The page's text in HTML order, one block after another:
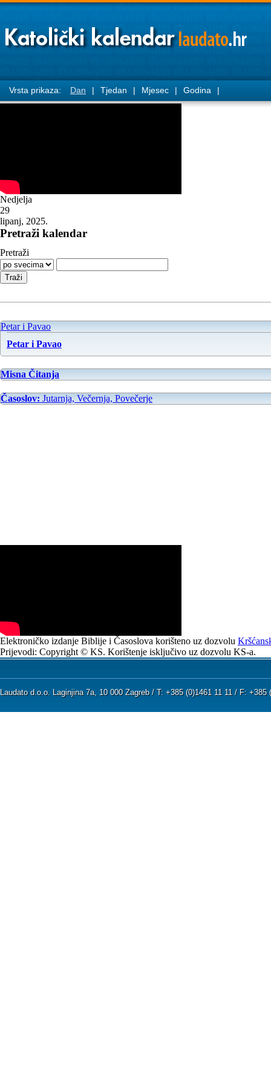
Vrsta prikaza: Dan | Tjedan | Mjesec | Godina |
Nedjelja
29
lipanj, 2025.
Pretraži kalendar
Pretraži
Petar i Pavao
Petar i Pavao
Misna Čitanja
Časoslov: Jutarnja, Večernja, Povečerje
Elektroničko izdanje Biblije i Časoslova korišteno uz dozvolu
Prijevodi: Copyright © KS. Korištenje isključivo uz dozvolu KS-a.
Laudato d.o.o. Laginjina 7a, 10 000 Zagreb / T: +385 (0)1461 11 11 / F: